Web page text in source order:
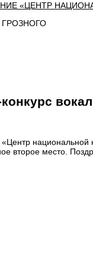
ГРОЗНОГО
национальной
второе место.